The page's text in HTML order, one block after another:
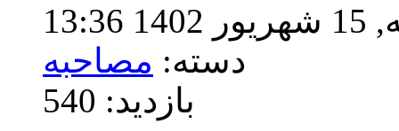
دسته: مصاحبه
بازدید: 540